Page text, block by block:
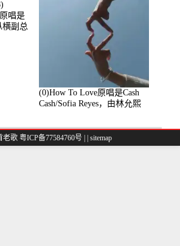
唱是
横副总
(0)How To Love原唱是Cash
Cash/Sofia Reyes，由林允熙
老歌 粤ICP备77584760号 sitemap